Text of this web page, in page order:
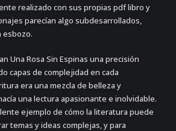
realizado con sus propias pdf libro y
parecían algo subdesarrollados,
esbozo.
Una Rosa Sin Espinas una precisión
capas de complejidad en cada
era una mezcla de belleza y
una lectura apasionante e inolvidable.
ejemplo de cómo la literatura puede
temas y ideas complejas, y para